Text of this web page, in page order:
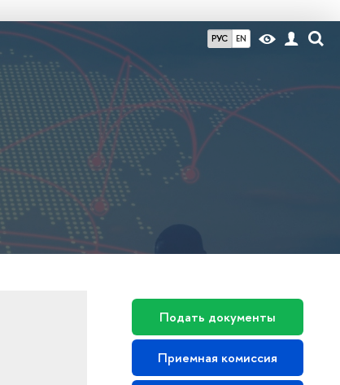
РУС EN
Подать документы
Приемная комиссия